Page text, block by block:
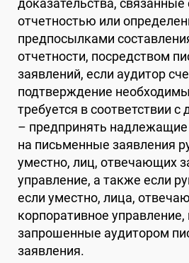
доказательства,
отчетностью или
предпосылками
отчетности, посредством
заявлений, если аудитор
подтверждение
требуется в соответствии
– предпринять надлежащие
на письменные заявления
уместно, лиц, отвечающих
управление, а также если
если уместно, лица,
корпоративное управление,
запрошенные аудитором
заявления.